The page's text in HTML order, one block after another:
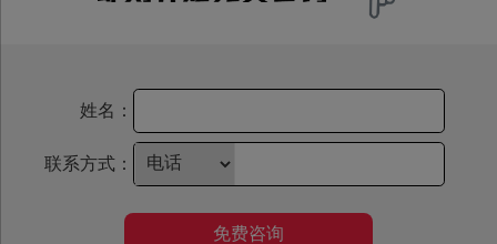
姓名：
联系方式：
免费咨询